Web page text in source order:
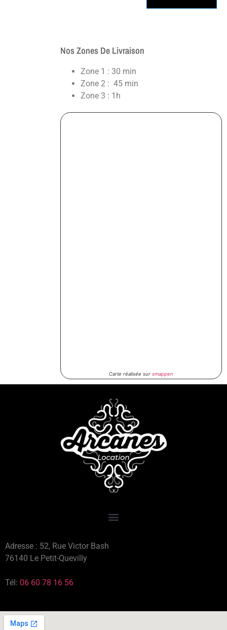
Nos Zones De Livraison
Zone 1 : 30 min
Zone 2 : 45 min
Zone 3 : 1h
Carte réalisée sur smappen
Adresse : 52, Rue Victor Bash
76140 Le Petit-Quevilly
Tél: 06 60 78 16 56